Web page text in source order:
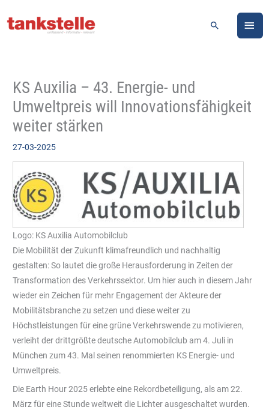
Inhalt
Suchen
KS Auxilia – 43. Energie- und
Umweltpreis will Innovationsfähigkeit
weiter stärken
27-03-2025
Logo: KS Auxilia Automobilclub
Die Mobilität der Zukunft klimafreundlich und nachhaltig
gestalten: So lautet die große Herausforderung in Zeiten der
Transformation des Verkehrssektor. Um hier auch in diesem Jahr
wieder ein Zeichen für mehr Engagement der Akteure der
Mobilitätsbranche zu setzen und diese weiter zu
Höchstleistungen für eine grüne Verkehrswende zu motivieren,
verleiht der drittgrößte deutsche Automobilclub am 4. Juli in
München zum 43. Mal seinen renommierten KS Energie- und
Umweltpreis.
Die Earth Hour 2025 erlebte eine Rekordbeteiligung, als am 22.
März für eine Stunde weltweit die Lichter ausgeschaltet wurden.